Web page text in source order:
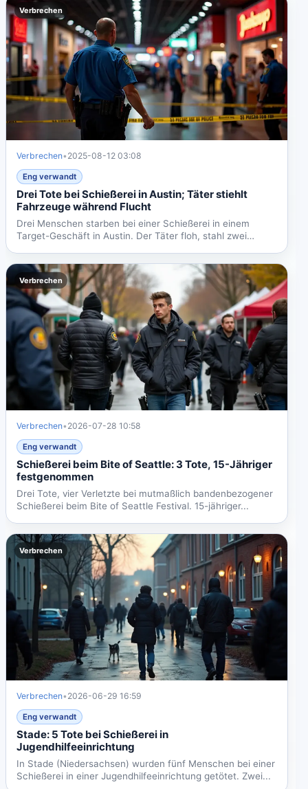
Verbrechen
Verbrechen• 2025-08-12 03:08
Eng verwandt
Drei Tote bei Schießerei in Austin; Täter stiehlt
Fahrzeuge während Flucht
Drei Menschen starben bei einer Schießerei in einem
Target-Geschäft in Austin. Der Täter floh, stahl zwei
Verbrechen
Verbrechen• 2026-07-28 10:58
Eng verwandt
Schießerei beim Bite of Seattle: 3 Tote, 15-Jähriger
festgenommen
Drei Tote, vier Verletzte bei mutmaßlich bandenbezogener
Schießerei beim Bite of Seattle Festival. 15-jähriger...
Verbrechen
Verbrechen• 2026-06-29 16:59
Eng verwandt
Stade: 5 Tote bei Schießerei in
Jugendhilfeeinrichtung
In Stade (Niedersachsen) wurden fünf Menschen bei einer
Schießerei in einer Jugendhilfeeinrichtung getötet. Zwei...